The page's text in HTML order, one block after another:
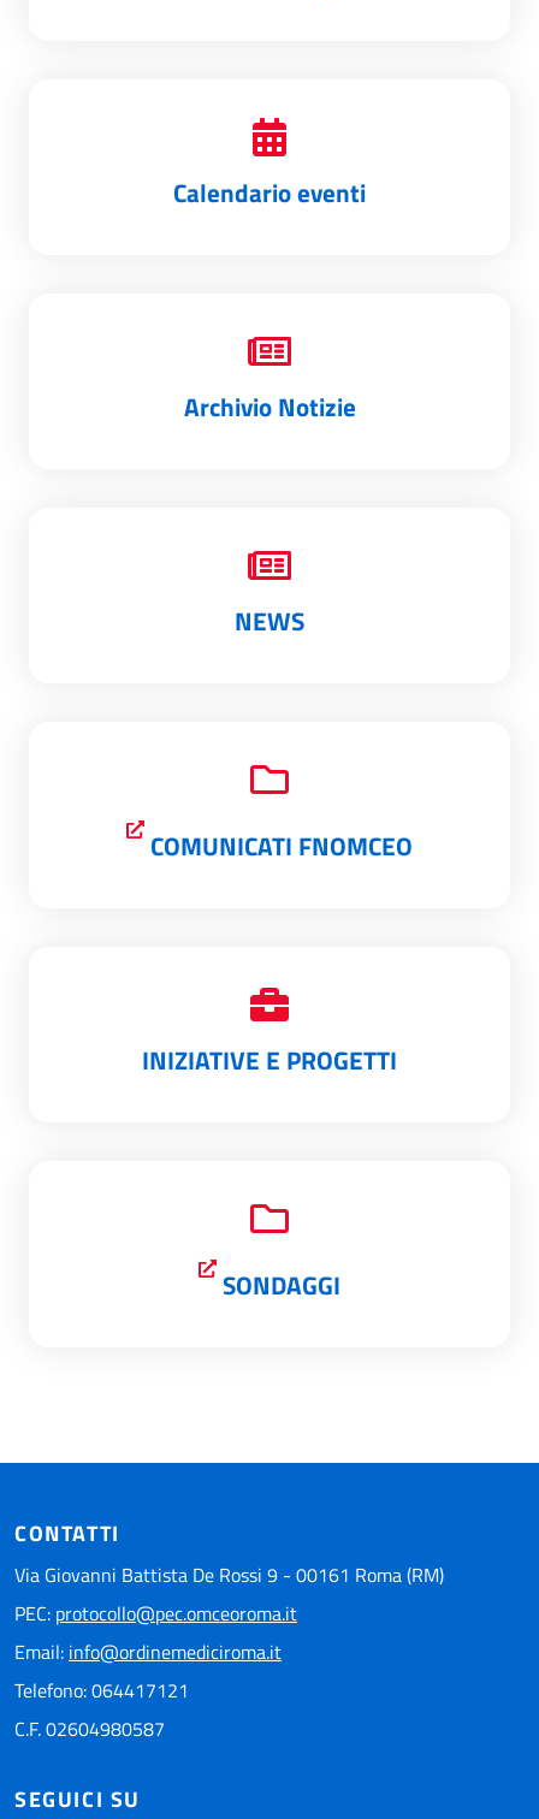
Calendario eventi
Archivio Notizie
NEWS
COMUNICATI FNOMCEO
INIZIATIVE E PROGETTI
SONDAGGI
CONTATTI
Via Giovanni Battista De Rossi 9 - 00161 Roma (RM)
PEC: protocollo@pec.omceoroma.it
Email: info@ordinemediciroma.it
Telefono: 064417121
C.F. 02604980587
SEGUICI SU